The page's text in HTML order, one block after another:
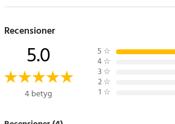
gång du sätter dig i bilen, vilket eliminerar
Google Assistant för ännu smidigare
och navigering.
Full kontroll med rattknappar och
Recensioner
5.0
4 betyg
5 ☆
4 ☆
3 ☆
2 ☆
1 ☆